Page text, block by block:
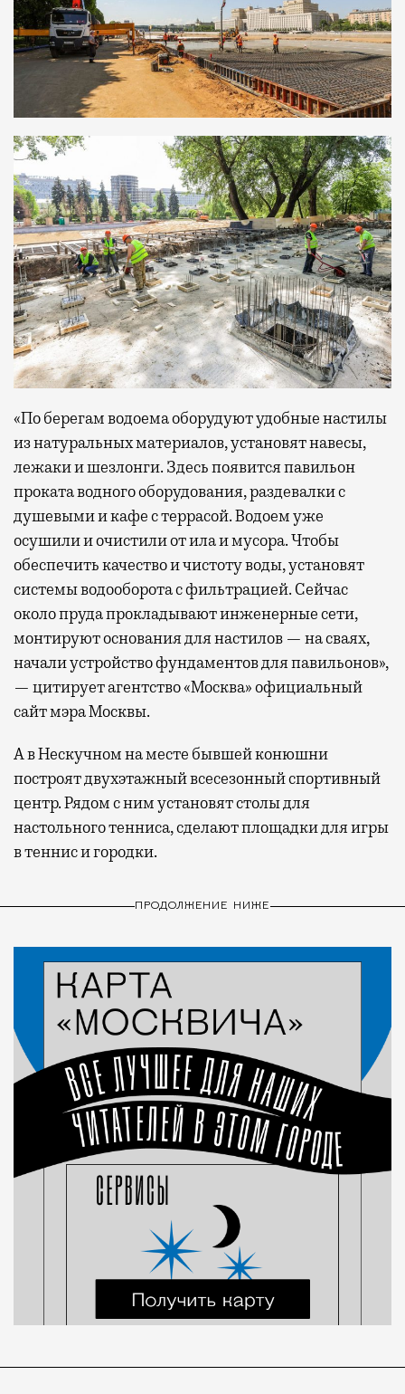
«По берегам водоема оборудуют удобные настилы
из натуральных материалов, установят навесы,
лежаки и шезлонги. Здесь появится павильон
проката водного оборудования, раздевалки с
душевыми и кафе с террасой. Водоем уже
осушили и очистили от ила и мусора. Чтобы
обеспечить качество и чистоту воды, установят
системы водооборота с фильтрацией. Сейчас
около пруда прокладывают инженерные сети,
монтируют основания для настилов — на сваях,
начали устройство фундаментов для павильонов»,
— цитирует агентство «Москва» официальный
сайт мэра Москвы.
А в Нескучном на месте бывшей конюшни
построят двухэтажный всесезонный спортивный
центр. Рядом с ним установят столы для
настольного тенниса, сделают площадки для игры
в теннис и городки.
ПРОДОЛЖЕНИЕ НИЖЕ